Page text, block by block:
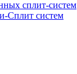
сплит-систем
Сплит систем